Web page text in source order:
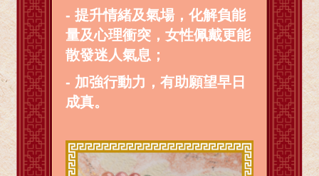
- 提升情緒及氣場，化解負能
量及心理衝突，女性佩戴更能
散發迷人氣息；
- 加強行動力，有助願望早日
成真。